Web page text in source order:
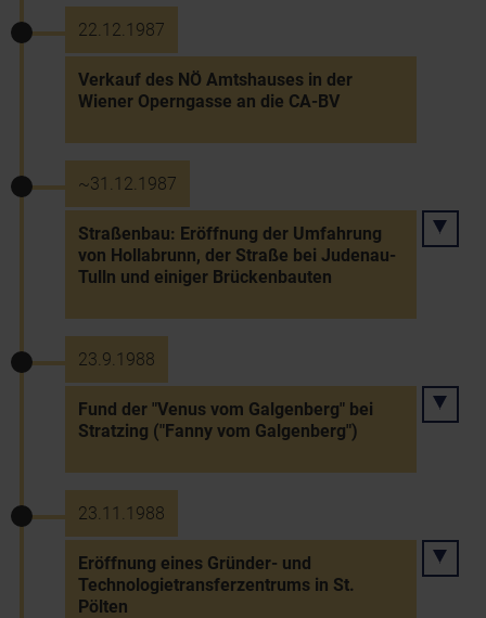
22.12.1987
Verkauf des NÖ Amtshauses in der
Wiener Operngasse an die CA-BV
~31.12.1987
Straßenbau: Eröffnung der Umfahrung
von Hollabrunn, der Straße bei Judenau-
Tulln und einiger Brückenbauten
23.9.1988
Fund der "Venus vom Galgenberg" bei
Stratzing ("Fanny vom Galgenberg")
23.11.1988
Eröffnung eines Gründer- und
Technologietransferzentrums in St.
Pölten